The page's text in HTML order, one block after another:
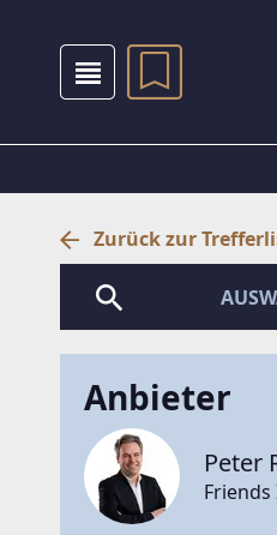
Zurück zur
Anbieter
Peter